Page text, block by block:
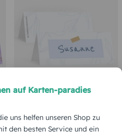
Zarte Zweige
auf Karten-paradies
uns helfen unseren Shop zu
den besten Service und ein